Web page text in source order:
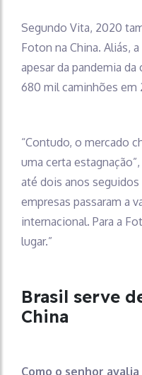
Segundo Vita, 2020
Foton na China. Aliás,
apesar da pandemia da
680 mil caminhões em
“Contudo, o mercado
uma certa
até dois anos seguidos
empresas passaram a
internacional. Para a
lugar.”
Brasil serve
China
Como o senhor